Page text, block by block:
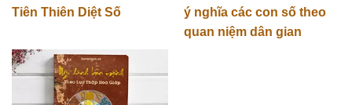
Tiên Thiên Diệt Số
ý nghĩa các con số theo
quan niệm dân gian